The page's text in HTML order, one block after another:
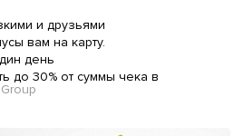
и друзьями
вам на карту.
день
до 30% от суммы чека в